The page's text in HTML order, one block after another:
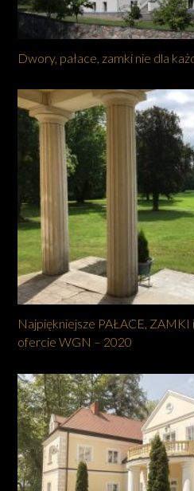
Dwory, pałace, zamki nie dla
Najpiękniejsze PAŁACE,
ofercie WGN – 2020